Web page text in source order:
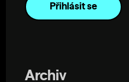
Archiv